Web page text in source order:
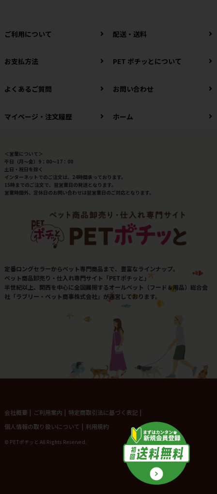
ご利用について 配送・送料
お支払方法 PET ポチッとについて
よくあるご質問 お問い合わせ
マイページ・注文履歴 ホーム
＜営業について＞
平日（月～金）9：00～17：00
土日・祝日を除く
インターネットでのご注文は、24時間承っております。
15時までのご注文で、翌営業日の発送となります。
営業時間外、定休日のお問い合わせは翌営業日のご対応となります。
定番ロングセラーからペット専門商品まで、豊富なラインナップ。
ペット商品卸売り・仕入れ専門サイト「PETポチッと」
半世紀以上、関西を中心に全国展開するオールペット（フード＆用品）総合会
社「ラブリー・ペット商事株式会社」が運営しております。
会社概要 | ご利用案内 | 特定商取引法に基づく表記 |
個人情報の取り扱いについて | 利用規約
© PETポチッと All Rights Reserved.